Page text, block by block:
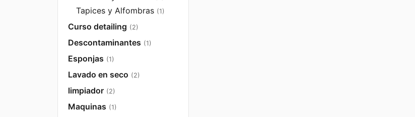
Tapices y Alfombras (1)
Curso detailing (2)
Descontaminantes (1)
Esponjas (1)
Lavado en seco (2)
limpiador (2)
Maquinas (1)